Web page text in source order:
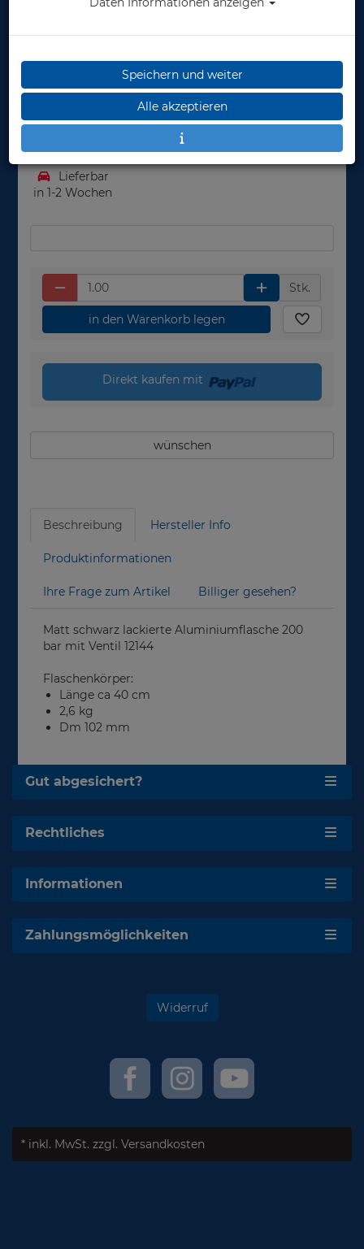
Herstellerpreis: 233,00 €
233,00 €
Lieferbar
in 1-2 Wochen
Stk.
in den Warenkorb legen
Direkt kaufen mit
wünschen
Beschreibung Hersteller Info
Produktinformationen
Ihre Frage zum Artikel Billiger gesehen?
Matt schwarz lackierte Aluminiumflasche 200
bar mit Ventil 12144
Flaschenkörper:
Länge ca 40 cm
2,6 kg
Dm 102 mm
Gut abgesichert?
Rechtliches
Informationen
Zahlungsmöglichkeiten
Widerruf
* inkl. MwSt. zzgl. Versandkosten
Speichern und weiter
Alle akzeptieren